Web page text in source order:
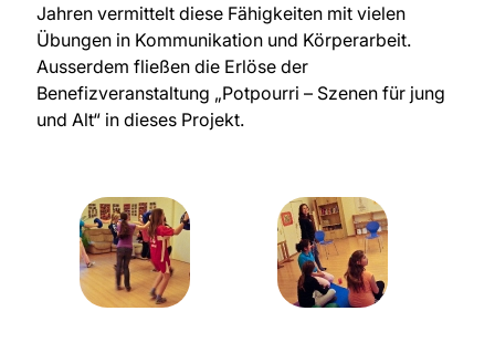
Jahren vermittelt diese Fähigkeiten mit vielen
Übungen in Kommunikation und Körperarbeit.
Ausserdem fließen die Erlöse der
Benefizveranstaltung „Potpourri – Szenen für jung
und Alt“ in dieses Projekt.